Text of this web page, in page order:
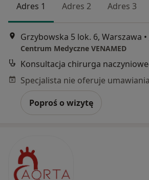
Adres 1 Adres 2 Adres 3
Grzybowska 5 lok. 6, Warszawa •
Centrum Medyczne VENAMED
Poproś o wizytę